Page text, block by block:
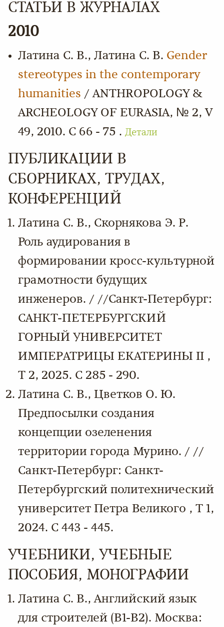
СТАТЬИ В ЖУРНАЛАХ
2010
Латина С. В., Латина С. В. Gender
stereotypes in the contemporary
humanities / ANTHROPOLOGY &
ARCHEOLOGY OF EURASIA, № 2, V
49, 2010. С 66 - 75 . Детали
ПУБЛИКАЦИИ В
СБОРНИКАХ, ТРУДАХ,
КОНФЕРЕНЦИЙ
Латина С. В., Скорнякова Э. Р.
Роль аудирования в
формировании кросс-культурной
грамотности будущих
инженеров. / //Санкт-Петербург:
САНКТ-ПЕТЕРБУРГСКИЙ
ГОРНЫЙ УНИВЕРСИТЕТ
ИМПЕРАТРИЦЫ ЕКАТЕРИНЫ II ,
Т 2, 2025. С 285 - 290.
Латина С. В., Цветков О. Ю.
Предпосылки создания
концепции озеленения
территории города Мурино. / //
Санкт-Петербург: Санкт-
Петербургский политехнический
университет Петра Великого , Т 1,
2024. С 443 - 445.
УЧЕБНИКИ, УЧЕБНЫЕ
ПОСОБИЯ, МОНОГРАФИИ
Латина С. В., Английский язык
для строителей (В1-В2). Москва: